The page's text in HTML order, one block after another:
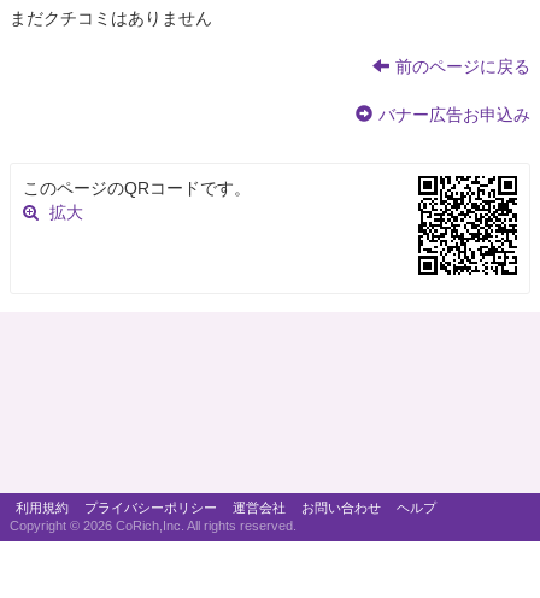
まだクチコミはありません
前のページに戻る
バナー広告お申込み
このページのQRコードです。
拡大
利用規約 プライバシーポリシー 運営会社 お問い合わせ
ヘルプ
Copyright © 2026 CoRich,Inc. All rights reserved.